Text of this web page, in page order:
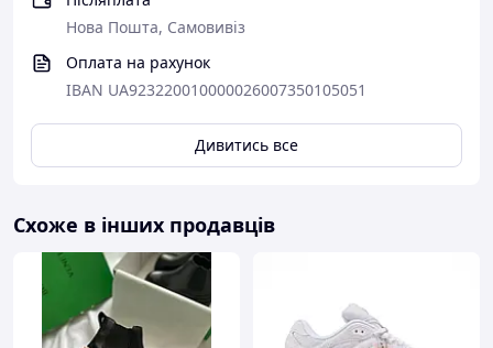
Нова Пошта, Самовивіз
Оплата на рахунок
IBAN UA923220010000026007350105051
Дивитись все
Схоже в інших продавців